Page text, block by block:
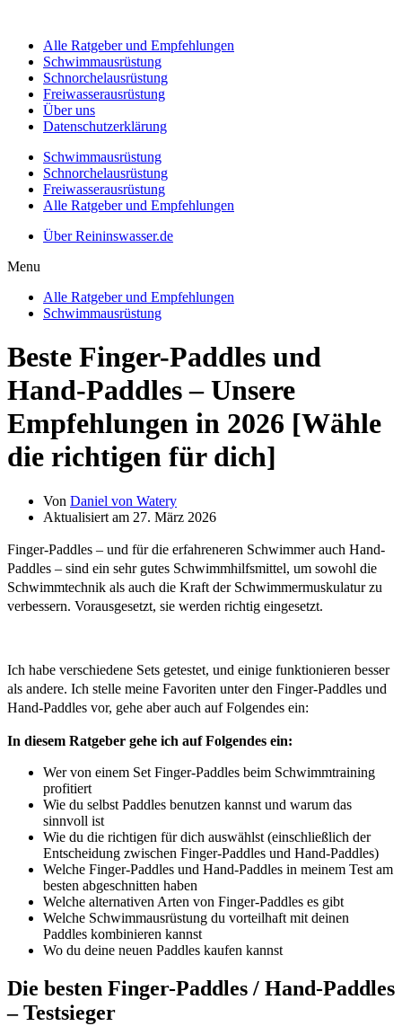
Alle Ratgeber und Empfehlungen
Schwimmausrüstung
Schnorchelausrüstung
Freiwasserausrüstung
Über uns
Datenschutzerklärung
Schwimmausrüstung
Schnorchelausrüstung
Freiwasserausrüstung
Alle Ratgeber und Empfehlungen
Über Reininswasser.de
Menu
Alle Ratgeber und Empfehlungen
Schwimmausrüstung
Beste Finger-Paddles und
Hand-Paddles – Unsere
Empfehlungen in 2026 [Wähle
die richtigen für dich]
Von Daniel von Watery
Aktualisiert am 27. März 2026
Finger-Paddles – und für die erfahreneren Schwimmer auch Hand-
Paddles – sind ein sehr gutes Schwimmhilfsmittel, um sowohl die
Schwimmtechnik als auch die Kraft der Schwimmermuskulatur zu
verbessern. Vorausgesetzt, sie werden richtig eingesetzt.
Ich habe verschiedene Sets getestet, und einige funktionieren besser
als andere. Ich stelle meine Favoriten unter den Finger-Paddles und
Hand-Paddles vor, gehe aber auch auf Folgendes ein:
In diesem Ratgeber gehe ich auf Folgendes ein:
Wer von einem Set Finger-Paddles beim Schwimmtraining
profitiert
Wie du selbst Paddles benutzen kannst und warum das
sinnvoll ist
Wie du die richtigen für dich auswählst (einschließlich der
Entscheidung zwischen Finger-Paddles und Hand-Paddles)
Welche Finger-Paddles und Hand-Paddles in meinem Test am
besten abgeschnitten haben
Welche alternativen Arten von Finger-Paddles es gibt
Welche Schwimmausrüstung du vorteilhaft mit deinen
Paddles kombinieren kannst
Wo du deine neuen Paddles kaufen kannst
Die besten Finger-Paddles / Hand-Paddles
– Testsieger